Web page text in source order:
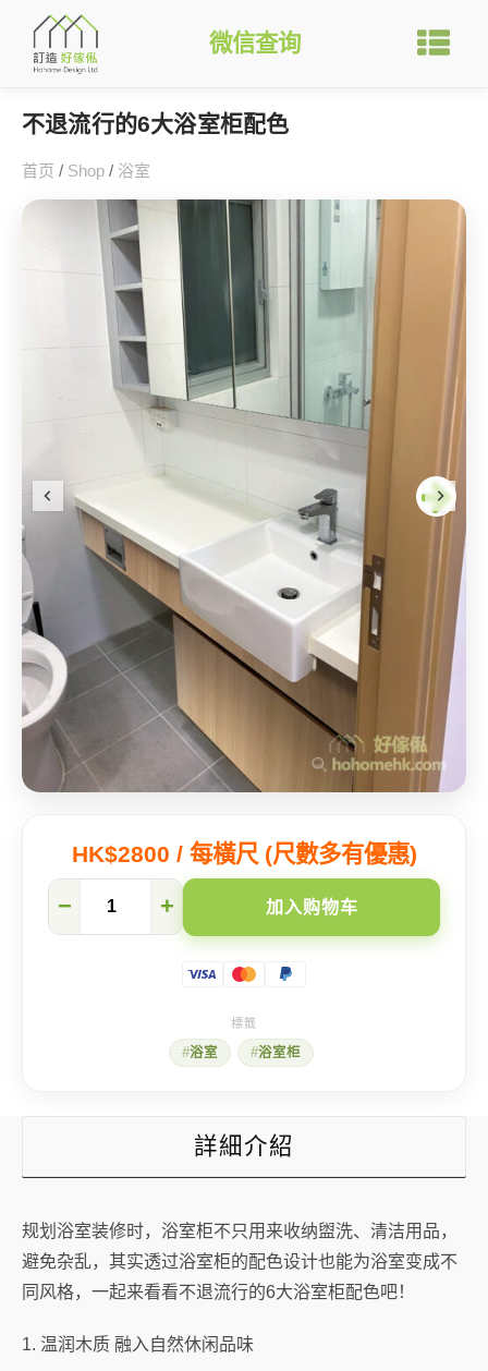
微信查询
不退流行的6大浴室柜配色
首页 / Shop / 浴室
HK$2800 / 每橫尺 (尺數多有優惠)
流
− + 加入购物车
浴室 浴室柜
詳細介紹
规划浴室装修时，浴室柜不只用来收纳盥洗、清洁用品，
避免杂乱，其实透过浴室柜的配色设计也能为浴室变成不
同风格，一起来看看不退流行的6大浴室柜配色吧！
1. 温润木质 融入自然休闲品味